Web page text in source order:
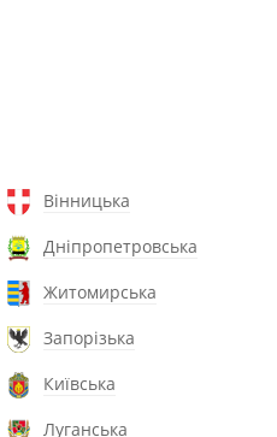
Вінницька
Дніпропетровська
Житомирська
Запорізька
Київська
Луганська